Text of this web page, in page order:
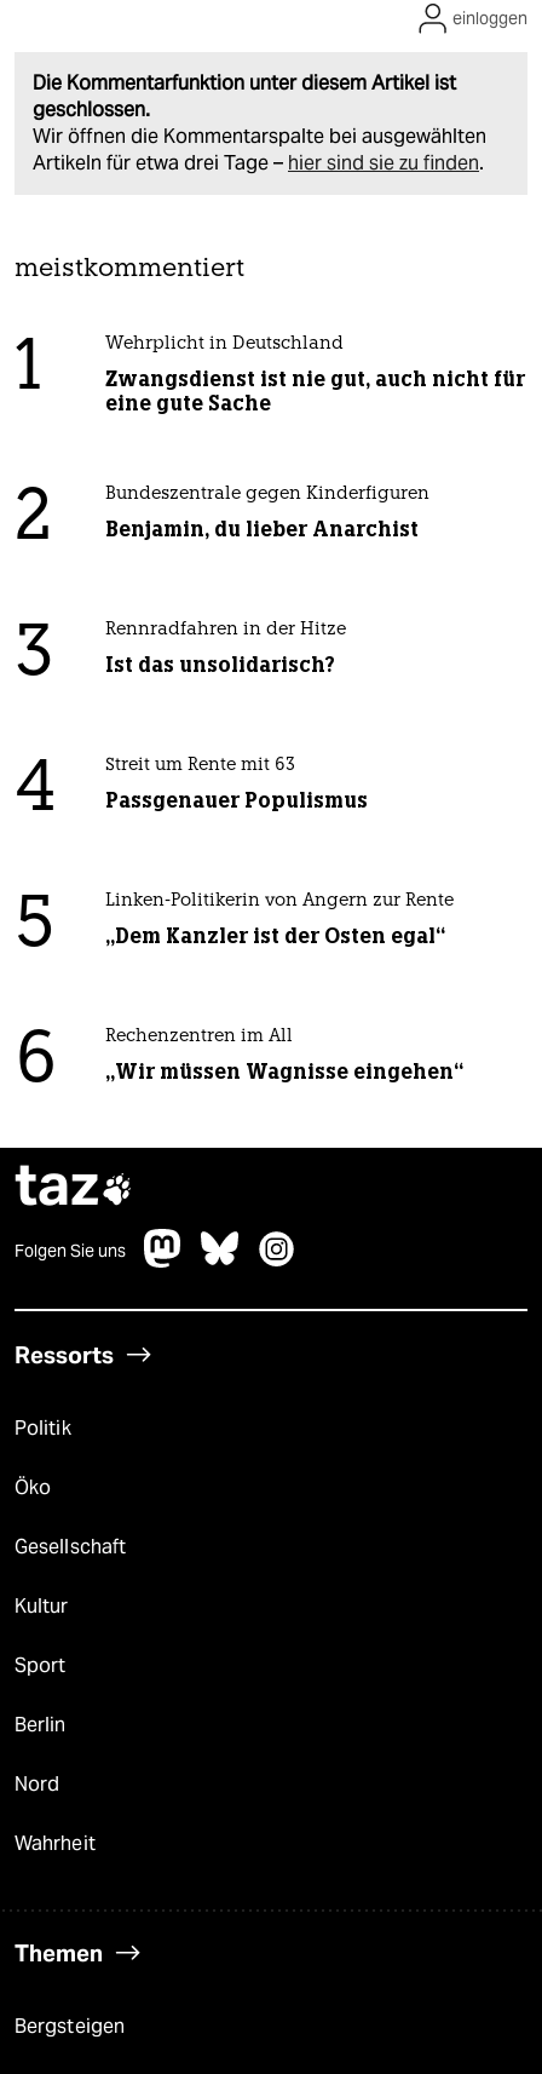
Die Kommentarfunktion unter diesem Artikel ist
geschlossen.
Wir öffnen die Kommentarspalte bei ausgewählten
Artikeln für etwa drei Tage – hier sind sie zu finden.
einloggen
meistkommentiert
1 Wehrplicht in Deutschland
Zwangsdienst ist nie gut, auch nicht für
eine gute Sache
2 Bundeszentrale gegen Kinderfiguren
Benjamin, du lieber Anarchist
3 Rennradfahren in der Hitze
Ist das unsolidarisch?
4 Streit um Rente mit 63
Passgenauer Populismus
5 Linken-Politikerin von Angern zur Rente
„Dem Kanzler ist der Osten egal“
6 Rechenzentren im All
„Wir müssen Wagnisse eingehen“
taz
Folgen Sie uns
Ressorts
Politik
Öko
Gesellschaft
Kultur
Sport
Berlin
Nord
Wahrheit
Themen
Bergsteigen